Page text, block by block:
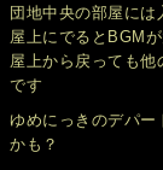
団地中央の部屋に
屋上にでるとBGM
屋上から戻っても
です
ゆめにっきのデパー
かも？